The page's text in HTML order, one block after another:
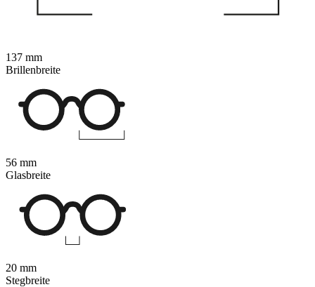
137 mm
Brillenbreite
56 mm
Glasbreite
20 mm
Stegbreite